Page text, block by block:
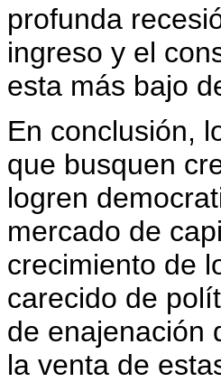
profunda
ingreso y el
esta más bajo
En conclusión,
que busquen
logren
mercado de
crecimiento de
carecido de
de enajenación
la venta de